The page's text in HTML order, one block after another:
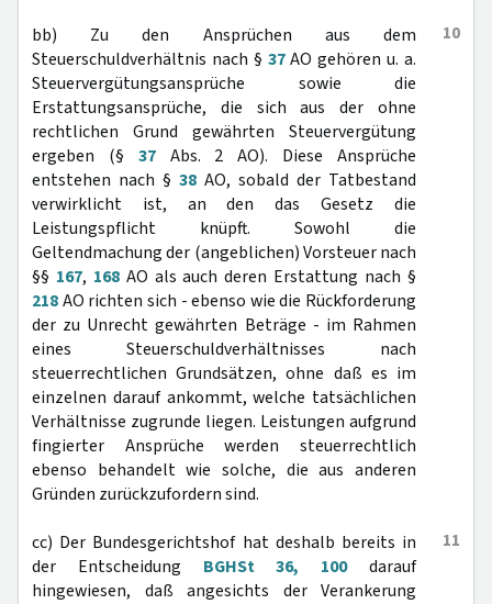
10
bb) Zu den Ansprüchen aus dem
Steuerschuldverhältnis nach § 37AO gehören u. a.
Steuervergütungsansprüche sowie die
Erstattungsansprüche, die sich aus der ohne
rechtlichen Grund gewährten Steuervergütung
ergeben (§ 37Abs. 2 AO). Diese Ansprüche
entstehen nach § 38 AO, sobald der Tatbestand
verwirklicht ist, an den das Gesetz die
Leistungspflicht knüpft. Sowohl die
Geltendmachung der (angeblichen) Vorsteuer nach
§§ 167, 168AO als auch deren Erstattung nach §
218AO richten sich - ebenso wie die Rückforderung
der zu Unrecht gewährten Beträge - im Rahmen
eines Steuerschuldverhältnisses nach
steuerrechtlichen Grundsätzen, ohne daß es im
einzelnen darauf ankommt, welche tatsächlichen
Verhältnisse zugrunde liegen. Leistungen aufgrund
fingierter Ansprüche werden steuerrechtlich
ebenso behandelt wie solche, die aus anderen
Gründen zurückzufordern sind.
11
cc) Der Bundesgerichtshof hat deshalb bereits in
der Entscheidung BGHSt 36, 100darauf
hingewiesen, daß angesichts der Verankerung